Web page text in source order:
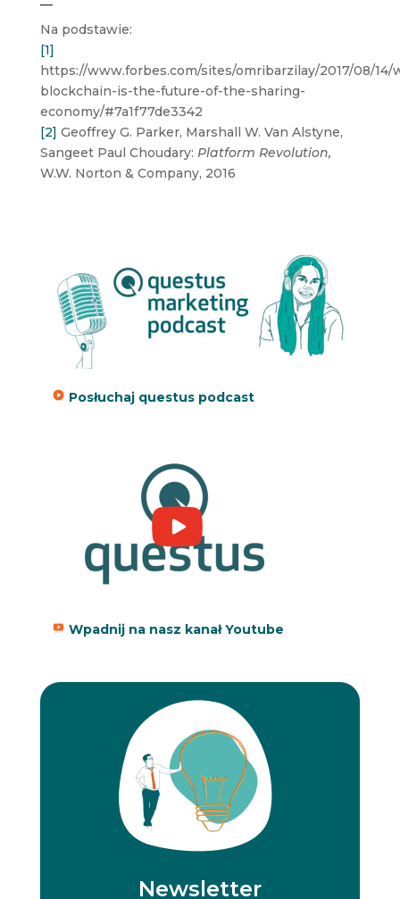
—
Na podstawie:
[1]
https://www.forbes.com/sites/omribarzilay/2017/08/14/
blockchain-is-the-future-of-the-sharing-
economy/#7a1f77de3342
[2] Geoffrey G. Parker, Marshall W. Van Alstyne,
Sangeet Paul Choudary: Platform Revolution,
W.W. Norton & Company, 2016
Posłuchaj questus podcast
Wpadnij na nasz kanał Youtube
Newsletter